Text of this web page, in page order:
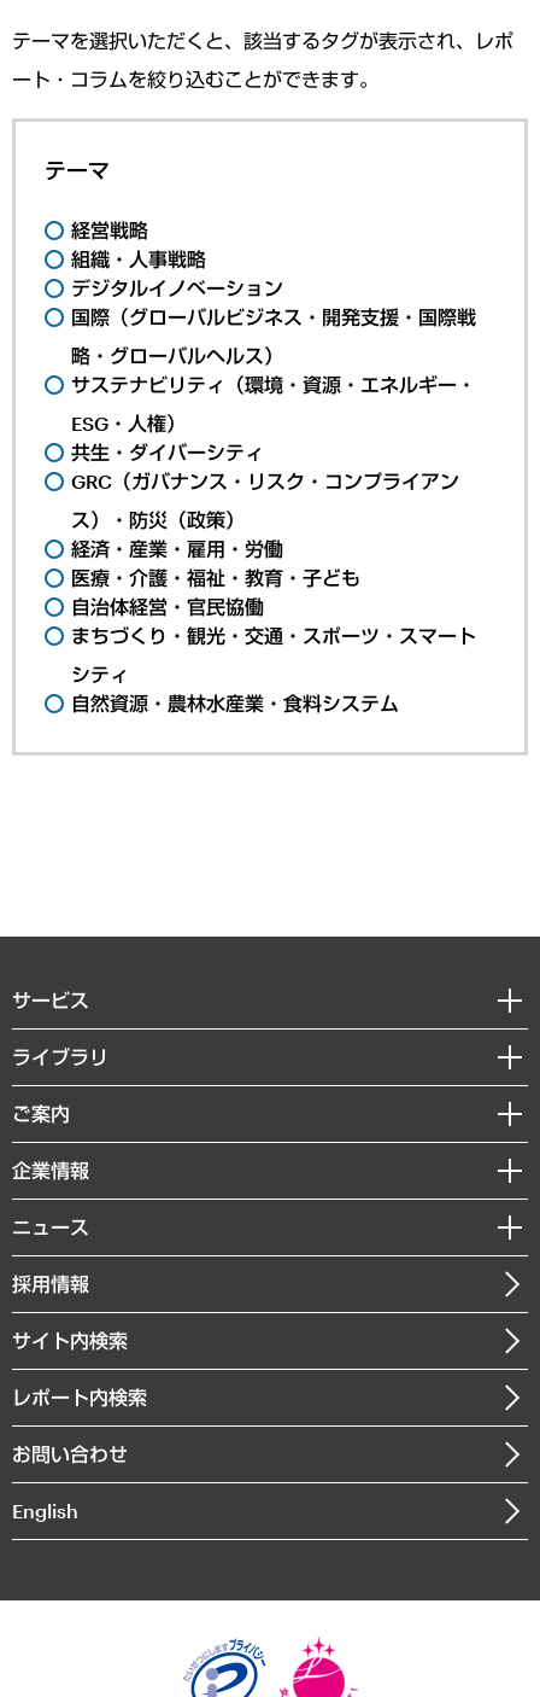
テーマを選択いただくと、該当するタグが表示され、レポ
ート・コラムを絞り込むことができます。
テーマ
経営戦略
組織・人事戦略
デジタルイノベーション
国際（グローバルビジネス・開発支援・国際戦
略・グローバルヘルス）
サステナビリティ（環境・資源・エネルギー・
ESG・人権）
共生・ダイバーシティ
GRC（ガバナンス・リスク・コンプライアン
ス）・防災（政策）
経済・産業・雇用・労働
医療・介護・福祉・教育・子ども
自治体経営・官民協働
まちづくり・観光・交通・スポーツ・スマート
シティ
自然資源・農林水産業・食料システム
サービス
経営戦略
組織・人事戦略
デジタルイノベーション
共生・ダイバーシティ
GRC（ガバナンス・リスク・コンプライアンス）・防災（政策）
経済・産業・雇用・労働
まちづくり・観光・交通・スポーツ・スマートシティ
自然資源・農林水産業・食料システム
ライブラリ
経済調査
レポート
コラム
経営用語集
受託・受注実績（官公庁関連）
メディア掲載・出演
ご案内
セミナー・イベント情報
MUFGビジネスセミナー
受託案件情報
企業情報
私たちの想い
社長メッセージ
会社概要
沿革
組織図・本部部室紹介
インドネシア現地法人
個人情報保護方針
ニュース
ニュースリリース
お知らせ
採用情報
サイト内検索
レポート内検索
お問い合わせ
English